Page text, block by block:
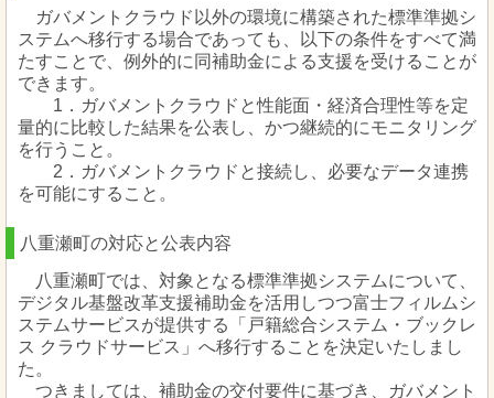
ガバメントクラウド以外の環境に構築された標準準拠シ
ステムへ移行する場合であっても、以下の条件をすべて満
たすことで、例外的に同補助金による支援を受けることが
できます。
1．ガバメントクラウドと性能面・経済合理性等を定
量的に比較した結果を公表し、かつ継続的にモニタリング
を行うこと。
2．ガバメントクラウドと接続し、必要なデータ連携
を可能にすること。
八重瀬町の対応と公表内容
八重瀬町では、対象となる標準準拠システムについて、
デジタル基盤改革支援補助金を活用しつつ富士フィルムシ
ステムサービスが提供する「戸籍総合システム・ブックレ
ス クラウドサービス」へ移行することを決定いたしまし
た。
つきましては、補助金の交付要件に基づき、ガバメント